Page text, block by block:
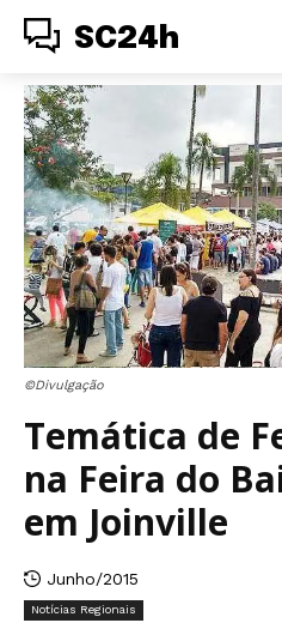
SC24h
©Divulgação
Temática de
na Feira do
em Joinville
Junho/2015
Notícias Regionais